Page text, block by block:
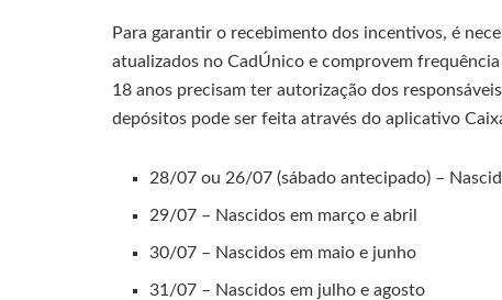
Para garantir o recebimento dos incentivos, é
atualizados no CadÚnico e comprovem
18 anos precisam ter autorização dos
depósitos pode ser feita através do aplicativo
28/07 ou 26/07 (sábado antecipado) –
29/07 – Nascidos em março e abril
30/07 – Nascidos em maio e junho
31/07 – Nascidos em julho e agosto